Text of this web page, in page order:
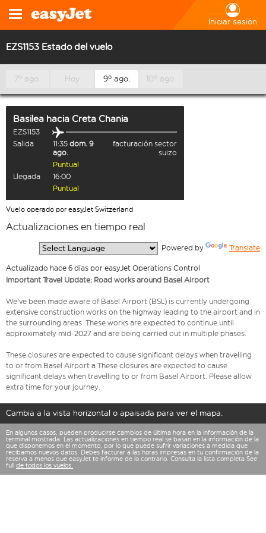
Iniciar sesión
EZS1153 Estado del vuelo
7º ago. Hoy 9º ago. 10º ago.
Basilea hacia Creta Chania
EZS1153
Salida
11:35 dom. 9
ago.
facturación sector
suizo
Puntual
Llegada
16:00
Puntual
Vuelo operado por easyJet Switzerland
Actualizaciones en tiempo real
Powered by Translate
Actualizado hace 6 días por easyJet Operations Control
Important Travel Update: Road works around Basel Airport
We've been made aware of Basel Airport (BSL) is currently undergoing
extensive construction works on the highway leading to the airport and in
the surrounding areas. These works are expected to continue until
approximately mid-2027 and are being carried out in multiple phases.
These closures are expected to cause significant delays when travelling
to or from Basel Airport a These closures are expected to cause
significant delays when travelling to or from Basel Airport. Please allow
extra time for your journey.
Cambia a la vista horizontal o apaisada para ver el mapa.
En algunos casos, pueden producirse cambios de última hora en la información de la
terminal mostrada. Las actualizaciones en tiempo real se basan en la información de la
que disponemos en el momento, por lo que puede sufrir variaciones a medida que
recibamos nuevos datos. Debes facturar a las horas impresas en tu confirmación de la
reserva a menos que easyJet te informe de lo contrario. Consulta la lista completa See
full de todos los vuelos.